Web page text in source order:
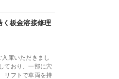
く板金溶接修理
庫いただきまし
ており、一部に穴
リフトで車両を持